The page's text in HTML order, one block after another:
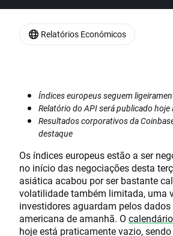
Índices europeus seguem
Relatório do API será publicado hoje
Resultados corporativos da
destaque
Os índices europeus estão a ser
no início das negociações desta
asiática acabou por ser bastante
volatilidade também limitada, uma
investidores aguardam pelos
americana de amanhã. O
hoje está praticamente vazio,
Relatórios Económicos